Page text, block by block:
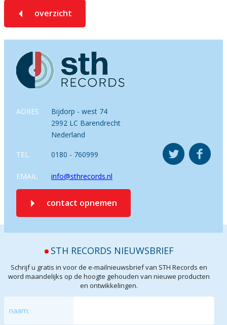
overzicht
ADRES
Bijdorp - west 74
2992 LC Barendrecht
Nederland
TEL. 0180 - 760999
EMAIL info@sthrecords.nl
contact opnemen
STH RECORDS NIEUWSBRIEF
Schrijf u gratis in voor de e-mailnieuwsbrief van STH Records en
word maandelijks op de hoogte gehouden van nieuwe producten
en ontwikkelingen.
naam: